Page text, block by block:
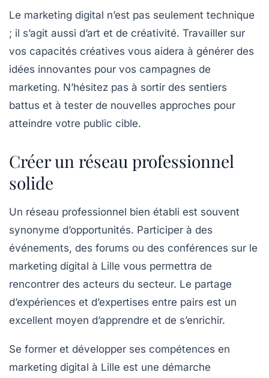
Le marketing digital n’est pas seulement technique
; il s’agit aussi d’art et de créativité. Travailler sur
vos capacités créatives vous aidera à générer des
idées innovantes pour vos campagnes de
marketing. N’hésitez pas à sortir des sentiers
battus et à tester de nouvelles approches pour
atteindre votre public cible.
Créer un réseau professionnel
solide
Un réseau professionnel bien établi est souvent
synonyme d’opportunités. Participer à des
événements, des forums ou des conférences sur le
marketing digital à Lille vous permettra de
rencontrer des acteurs du secteur. Le partage
d’expériences et d’expertises entre pairs est un
excellent moyen d’apprendre et de s’enrichir.
Se former et développer ses compétences en
marketing digital à Lille est une démarche